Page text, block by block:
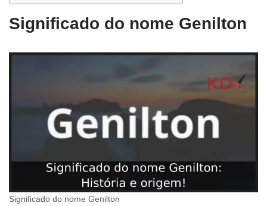
Significado do nome Genilton
Significado do nome Genilton